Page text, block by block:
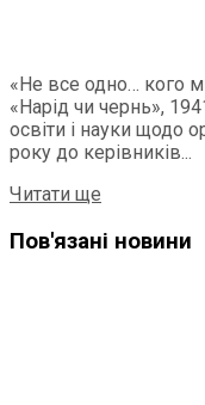
«Не все одно… кого
«Нарід чи чернь»,
освіти і науки щодо
року до керівників...
Читати ще
Пов'язані новини